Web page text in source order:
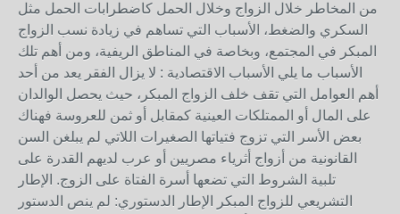
من المخاطر خلال الزواج وخلال الحمل كاضطرابات الحمل مثل
السكري والضغط، الأسباب التي تساهم في زيادة نسب الزواج
المبكر في المجتمع، وبخاصة في المناطق الريفية، ومن أهم تلك
الأسباب ما يلي الأسباب الاقتصادية : لا يزال الفقر يعد من أحد
أهم العوامل التي تقف خلف الزواج المبكر، حيث يحصل الوالدان
على المال أو الممتلكات العينية كمقابل أو ثمن للعروسة فهناك
بعض الأسر التي تزوج فتياتها الصغيرات اللاتي لم يبلغن السن
القانونية من أزواج أثرياء مصريين أو عرب لديهم القدرة على
تلبية الشروط التي تضعها أسرة الفتاة على الزوج. الإطار
التشريعي للزواج المبكر الإطار الدستوري: لم ينص الدستور